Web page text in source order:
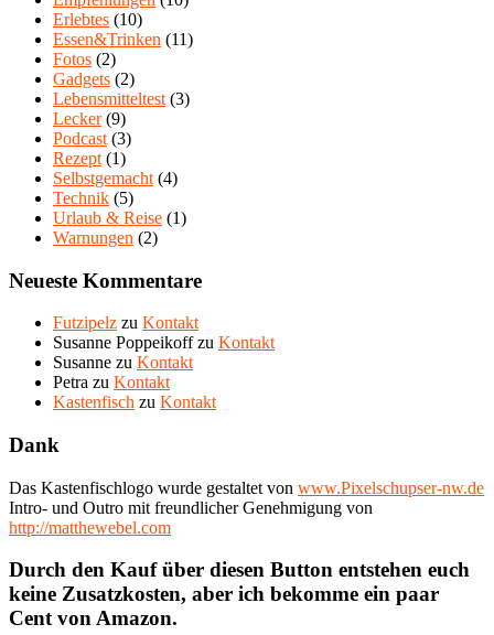
Erlebtes (10)
Essen&Trinken (11)
Fotos (2)
Gadgets (2)
Lebensmitteltest (3)
Lecker(9)
Podcast (3)
Rezept (1)
Selbstgemacht (4)
Technik (5)
Urlaub & Reise (1)
Warnungen (2)
Neueste Kommentare
Futzipelz zu Kontakt
Susanne Poppeikoffzu Kontakt
Susanne zu Kontakt
Petra zu Kontakt
Kastenfisch zu Kontakt
Dank
Das Kastenfischlogo wurde gestaltet von www.Pixelschupser-nw.de
Intro- und Outro mit freundlicher Genehmigung von
http://matthewebel.com
Durch den Kauf über diesen Button entstehen euch
keine Zusatzkosten, aber ich bekomme ein paar
Cent von Amazon.